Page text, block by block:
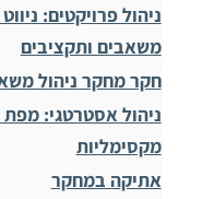
ניהול פרויקטים:
משאבים ותקציבים
חקר מחקר ניהול
ניהול אסטרטגי:
מקסימליות
אתיקה במחקר